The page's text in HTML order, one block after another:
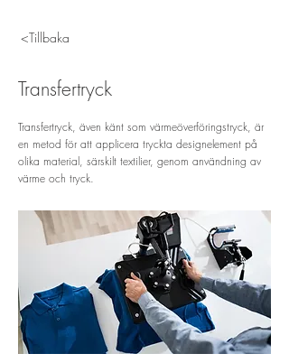
<Tillbaka
Transfertryck
Transfertryck, även känt som värmeöverföringstryck, är
en metod för att applicera tryckta designelement på
olika material, särskilt textilier, genom användning av
värme och tryck.